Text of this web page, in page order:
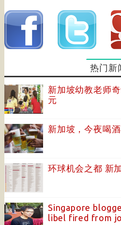
热门新
新加坡幼教老师
元
新加坡，今夜喝
环球机会之都 新
Singapore
libel fired from